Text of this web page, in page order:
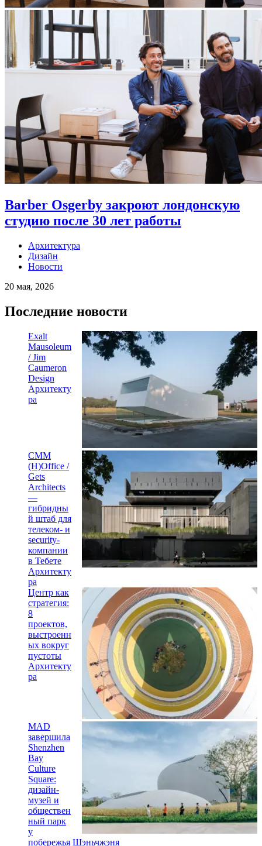
Barber Osgerby закроют лондонскую
студию после 30 лет работы
Архитектура
Дизайн
Новости
20 мая, 2026
Последние новости
Exalt
Mausoleum
/ Jim
Caumeron
Design
Архитекту
ра
CMM
(H)Office /
Gets
Architects
—
гибридны
й штаб для
телеком- и
security-
компании
в Тебете
Архитекту
ра
Центр как
стратегия:
8
проектов,
выстроенн
ых вокруг
пустоты
Архитекту
ра
MAD
завершила
Shenzhen
Bay
Culture
Square:
дизайн-
музей и
обществен
ный парк
у
побережья Шэньчжэня